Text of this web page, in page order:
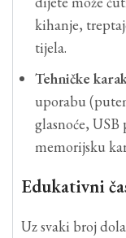
kihanje,
tijela.
Tehničke
uporabu
glasnoće,
memorijsku
Edukativni
Uz svaki broj